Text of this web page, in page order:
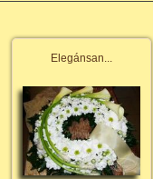
Elegánsan...